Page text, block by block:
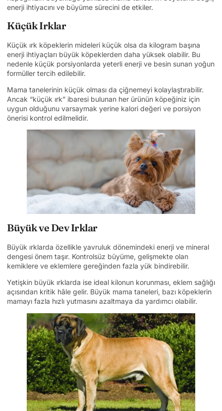
enerji ihtiyacını ve büyüme sürecini de etkiler.
Küçük Irklar
Küçük ırk köpeklerin mideleri küçük olsa da kilogram başına
enerji ihtiyaçları büyük köpeklerden daha yüksek olabilir. Bu
nedenle küçük porsiyonlarda yeterli enerji ve besin sunan yoğun
formüller tercih edilebilir.
Mama tanelerinin küçük olması da çiğnemeyi kolaylaştırabilir.
Ancak “küçük ırk” ibaresi bulunan her ürünün köpeğiniz için
uygun olduğunu varsaymak yerine kalori değeri ve porsiyon
önerisi kontrol edilmelidir.
Büyük ve Dev Irklar
Büyük ırklarda özellikle yavruluk dönemindeki enerji ve mineral
dengesi önem taşır. Kontrolsüz büyüme, gelişmekte olan
kemiklere ve eklemlere gereğinden fazla yük bindirebilir.
Yetişkin büyük ırklarda ise ideal kilonun korunması, eklem sağlığı
açısından kritik hâle gelir. Büyük mama taneleri, bazı köpeklerin
mamayı fazla hızlı yutmasını azaltmaya da yardımcı olabilir.